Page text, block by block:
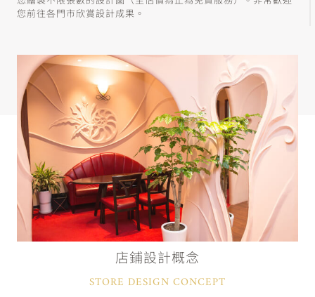
您前往各門市欣賞設計成果。
店鋪設計概念
STORE DESIGN CONCEPT